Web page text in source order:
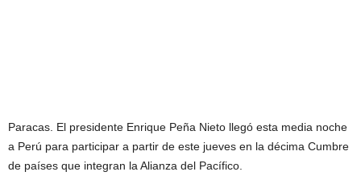
Paracas. El presidente Enrique Peña Nieto llegó esta media noche
a Perú para participar a partir de este jueves en la décima Cumbre
de países que integran la Alianza del Pacífico.